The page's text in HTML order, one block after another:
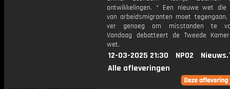
ontwikkelingen. * Een nieuwe wet die
van arbeidsmigranten moet
ver genoeg om misstanden te
Vandaag debatteert de Tweede
wet.
12-03-2025 21:30 NPO2
Alle afleveringen